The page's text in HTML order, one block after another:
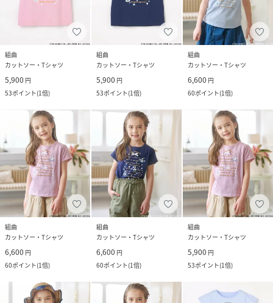
組曲
カットソー・Tシャツ
5,900 円
53ポイント(1倍)
組曲
カットソー・Tシャツ
5,900 円
53ポイント(1倍)
組曲
カットソー・Tシャツ
6,600 円
60ポイント(1倍)
組曲
カットソー・Tシャツ
6,600 円
60ポイント(1倍)
組曲
カットソー・Tシャツ
6,600 円
60ポイント(1倍)
組曲
カットソー・Tシャツ
5,900 円
53ポイント(1倍)